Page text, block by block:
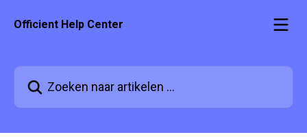
Officient Help Center
Zoeken naar artikelen ...